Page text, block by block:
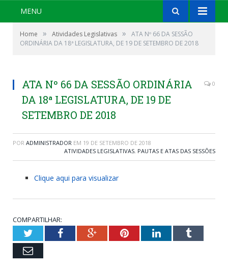
MENU
Home » Atividades Legislativas »
ATA Nº 66 DA SESSÃO
ORDINÁRIA DA 18ª LEGISLATURA, DE 19 DE SETEMBRO DE 2018
ATA Nº 66 DA SESSÃO ORDINÁRIA
DA 18ª LEGISLATURA, DE 19 DE
SETEMBRO DE 2018
0
POR ADMINISTRADOR EM 19 DE SETEMBRO DE 2018
ATIVIDADES LEGISLATIVAS, PAUTAS E ATAS DAS SESSÕES
Clique aqui para visualizar
COMPARTILHAR:
TwitterFacebookGoogle+PinterestLinkedInTumblr
Email